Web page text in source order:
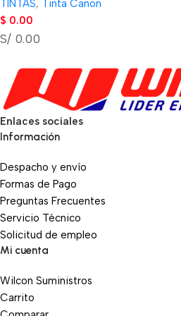
TINTAS, Tinta Canon
$ 0.00
S/ 0.00
Enlaces sociales
Información
Despacho y envío
Formas de Pago
Preguntas Frecuentes
Servicio Técnico
Solicitud de empleo
Mi cuenta
Wilcon Suministros
Carrito